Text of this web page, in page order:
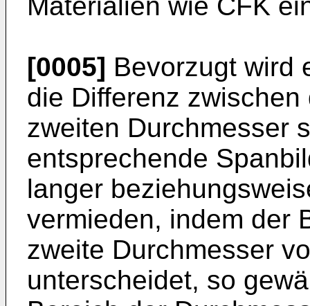
[0005] Bevorzugt wird
die Differenz
zweiten Durchmesser
entsprechende
langer
vermieden, indem der
zweite Durchmesser
unterscheidet, so